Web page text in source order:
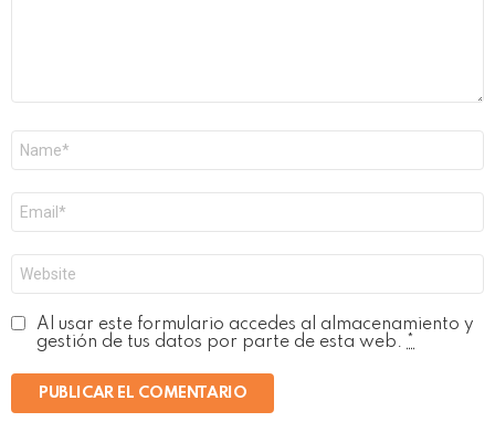
electrónico
*
Al usar este formulario accedes al almacenamiento y
gestión de tus datos por parte de esta web.